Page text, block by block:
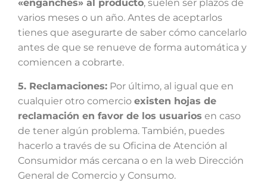
«enganches» al producto, suelen ser plazos de
varios meses o un año. Antes de aceptarlos
tienes que asegurarte de saber cómo cancelarlo
antes de que se renueve de forma automática y
comiencen a cobrarte.
5. Reclamaciones: Por último, al igual que en
cualquier otro comercio existen hojas de
reclamación en favor de los usuarios en caso
de tener algún problema. También, puedes
hacerlo a través de su Oficina de Atención al
Consumidor más cercana o en la web Dirección
General de Comercio y Consumo.